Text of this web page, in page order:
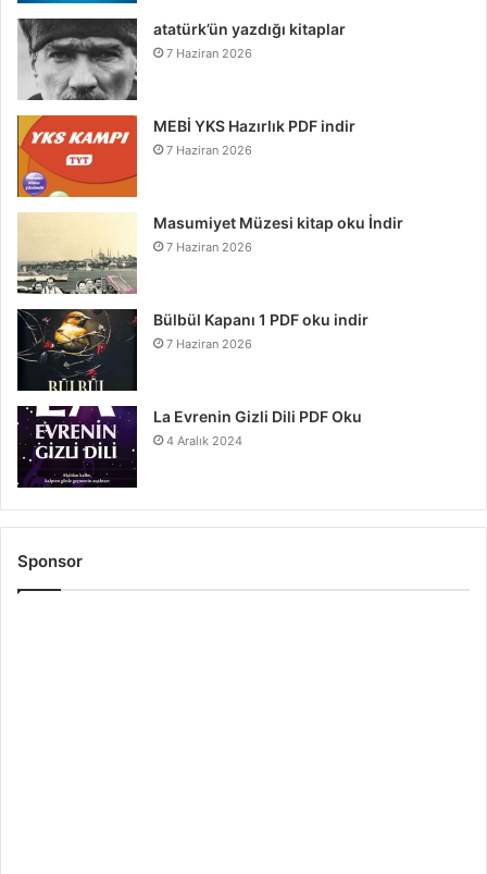
atatürk’ün yazdığı kitaplar
7 Haziran 2026
MEBİ YKS Hazırlık PDF indir
7 Haziran 2026
Masumiyet Müzesi kitap oku İndir
7 Haziran 2026
Bülbül Kapanı 1 PDF oku indir
7 Haziran 2026
La Evrenin Gizli Dili PDF Oku
4 Aralık 2024
Sponsor